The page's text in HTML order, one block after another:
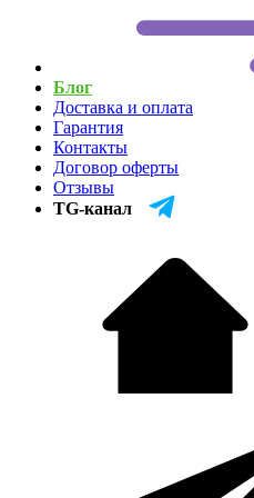
Блог
Доставка и оплата
Гарантия
Контакты
Договор оферты
Отзывы
TG-канал